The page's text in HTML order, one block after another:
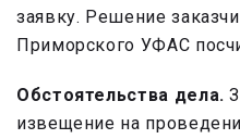
заявку. Решение
Приморского УФАС
Обстоятельства дела.
извещение на